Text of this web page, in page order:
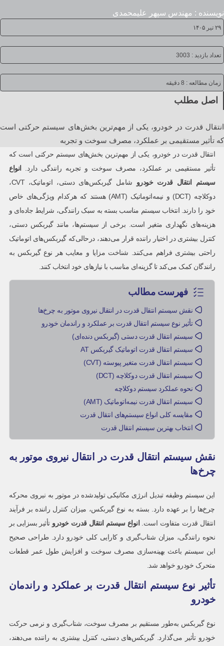
نویسنده : مهندس سپهر علیمحمدی
۲۹ تیر ۱۴۰۵
تعداد بازدید : 3003
زمان مطالعه : 8 دقیقه
اصل مطلب
انتقال قدرت در خودرو، یکی از مهم‌ترین بخش‌های سیستم حرکتی است
که تأثیر مستقیمی بر عملکرد، مصرف سوخت و تجربه
انتقال قدرت در خودرو، یکی از مهم‌ترین بخش‌های سیستم حرکتی است که
تأثیر مستقیمی بر عملکرد، مصرف سوخت و تجربه رانندگی دارد.
انواع
سیستم انتقال قدرت خودرو
شامل گیربکس‌های دستی، اتوماتیک، CVT،
دوکلاچه (DCT) و نیمه‌اتوماتیک (AMT) هستند که هرکدام ویژگی‌های خاص
خود را دارند. انتخاب سیستم مناسب بسته به سبک رانندگی، شرایط جاده‌ای و
هزینه‌های نگهداری متغیر است. برخی از سیستم‌ها، مانند گیربکس دستی،
کنترل بیشتری در اختیار راننده قرار می‌دهند، درحالی‌که گیربکس‌های اتوماتیک
راحتی بیشتری فراهم می‌کنند. شناخت مزایا و معایب هر نوع گیربکس به
رانندگان کمک می‌کند تا گزینه‌ای مناسب با نیازهای خود انتخاب کنند.
فهرست مطالب
نقش سیستم انتقال قدرت در انتقال نیروی موتور به چرخ‌ها
تأثیر نوع سیستم انتقال قدرت بر عملکرد و راندمان خودرو
سیستم انتقال قدرت دستی (گیربکس دنده‌ای)
سیستم انتقال قدرت اتوماتیک گیربکس AT
سیستم انتقال قدرت متغیر پیوسته (CVT)
سیستم انتقال قدرت دوکلاچه (DCT)
نحوه عملکرد سیستم دوکلاچه
سیستم انتقال قدرت نیمه‌اتوماتیک (AMT)
مقایسه کلی انواع سیستم‌های انتقال قدرت
انتخاب بهترین سیستم انتقال قدرت
نقش سیستم انتقال قدرت در انتقال نیروی موتور به
چرخ‌ها
این سیستم وظیفه تبدیل انرژی مکانیکی تولیدشده در موتور به نیروی محرکه
چرخ‌ها را بر عهده دارد. بسته به نوع گیربکس، میزان کنترل راننده بر فرآیند
انتقال قدرت متفاوت است.
انواع سیستم انتقال قدرت خودرو تأثیر بسزایی بر
نحوه رانندگی، میزان شتاب‌گیری و کارایی کلی خودرو دارد. طراحی صحیح
این سیستم باعث بهینه‌سازی مصرف سوخت و افزایش طول عمر قطعات
متحرک خودرو خواهد شد.
تأثیر نوع سیستم انتقال قدرت بر عملکرد و راندمان
خودرو
نوع گیربکس به‌طور مستقیم بر مصرف سوخت، شتاب‌گیری و نرمی حرکت
خودرو تأثیر می‌گذارد. گیربکس‌های دستی، کنترل بیشتری به راننده می‌دهند،